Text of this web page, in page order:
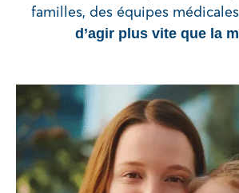
familles, des équipes
d’agir plus vite que la